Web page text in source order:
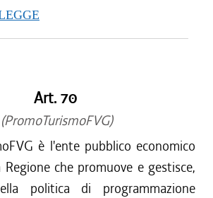
Art. 70
(PromoTurismoFVG)
è l'ente pubblico economico
che promuove e gestisce,
politica di programmazione